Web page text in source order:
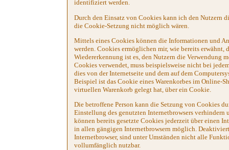
identifiziert werden.
Durch den Einsatz von Cookies kann ich den Nutzern
die Cookie-Setzung nicht möglich wären.
Mittels eines Cookies können die Informationen und
werden. Cookies ermöglichen mir, wie bereits erwähnt,
Wiedererkennung ist es, den Nutzern die Verwendung
Cookies verwendet, muss beispielsweise nicht bei
dies von der Internetseite und dem auf dem
Beispiel ist das Cookie eines Warenkorbes im Online-
virtuellen Warenkorb gelegt hat, über ein Cookie.
Die betroffene Person kann die Setzung von Cookies
Einstellung des genutzten Internetbrowsers verhindern
können bereits gesetzte Cookies jederzeit über einen
in allen gängigen Internetbrowsern möglich.
Internetbrowser, sind unter Umständen nicht alle
vollumfänglich nutzbar.